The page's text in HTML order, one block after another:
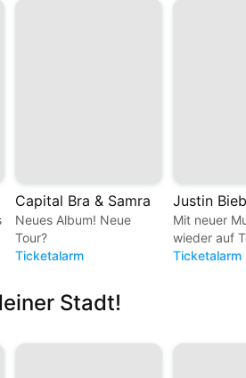
Capital Bra & Samra
Neues Album! Neue
Tour?
Ticketalarm
Justin
Mit neuer
wieder auf
Ticketalarm
Stadt!